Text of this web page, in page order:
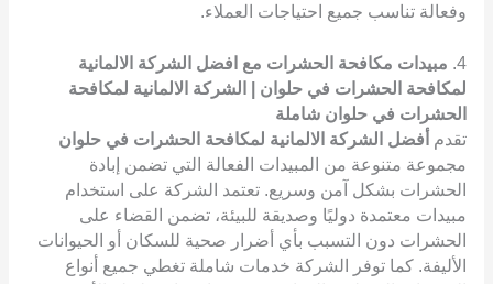
وفعالة تناسب جميع احتياجات العملاء.
4. مبيدات مكافحة الحشرات مع افضل الشركة الالمانية
لمكافحة الحشرات في حلوان | الشركة الالمانية لمكافحة
الحشرات في حلوان شاملة
تقدم أفضل الشركة الالمانية لمكافحة الحشرات في حلوان
مجموعة متنوعة من المبيدات الفعالة التي تضمن إبادة
الحشرات بشكل آمن وسريع. تعتمد الشركة على استخدام
مبيدات معتمدة دوليًا وصديقة للبيئة، تضمن القضاء على
الحشرات دون التسبب بأي أضرار صحية للسكان أو الحيوانات
الأليفة. كما توفر الشركة خدمات شاملة تغطي جميع أنواع